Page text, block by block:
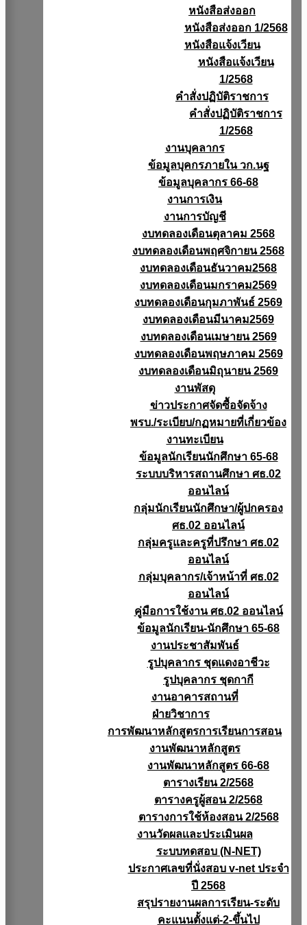
หนังสือส่งออก
หนังสือส่งออก 1/2568
หนังสือแจ้งเวียน
หนังสือเเจ้งเวียน
1/2568
คำสั่งปฏิบัติราชการ
คำสั่งปฏิบัติราชการ
1/2568
งานบุคลากร
ข้อมูลบุคกรภายใน วก.นฐ
ข้อมูลบุคลากร 66-68
งานการเงิน
งานการบัญชี
งบทดลองเดือนตุลาคม 2568
งบทดลองเดือนพฤศจิกายน 2568
งบทดลองเดือนธันวาคม2568
งบทดลองเดือนมกราคม2569
งบทดลองเดือนกุมภาพันธ์ 2569
งบทดลองเดือนมีนาคม2569
งบทดลองเดือนเมษายน 2569
งบทดลองเดือนพฤษภาคม 2569
งบทดลองเดือนมิถุนายน 2569
งานพัสดุ
ข่าวประกาศจัดซื้อจัดจ้าง
พรบ./ระเบียบ/กฏหมายที่เกี่ยวข้อง
งานทะเบียน
ข้อมูลนักเรียนนักศึกษา 65-68
ระบบบริหารสถานศึกษา ศธ.02
ออนไลน์
กลุ่มนักเรียนนักศึกษา/ผู้ปกครอง
ศธ.02 ออนไลน์
กลุ่มครูและครูที่ปรึกษา ศธ.02
ออนไลน์
กลุ่มบุคลากร/เจ้าหน้าที่ ศธ.02
ออนไลน์
คู่มือการใช้งาน ศธ.02 ออนไลน์
ข้อมูลนักเรียน-นักศึกษา 65-68
งานประชาสัมพันธ์
รูปบุคลากร ชุดแดงอาชีวะ
รูปบุคลากร ชุดกากี
งานอาคารสถานที่
ฝ่ายวิชาการ
การพัฒนาหลักสูตรการเรียนการสอน
งานพัฒนาหลักสูตร
งานพัฒนาหลักสูตร 66-68
ตารางเรียน 2/2568
ตารางครูผู้สอน 2/2568
ตารางการใช้ห้องสอน 2/2568
งานวัดผลเเละประเมินผล
ระบบทดสอบ (N-NET)
ประกาศเลขที่นั่งสอบ v-net ประจำ
ปี 2568
สรุปรายงานผลการเรียน-ระดับ
คะแนนตั้งแต่-2-ขึ้นไป